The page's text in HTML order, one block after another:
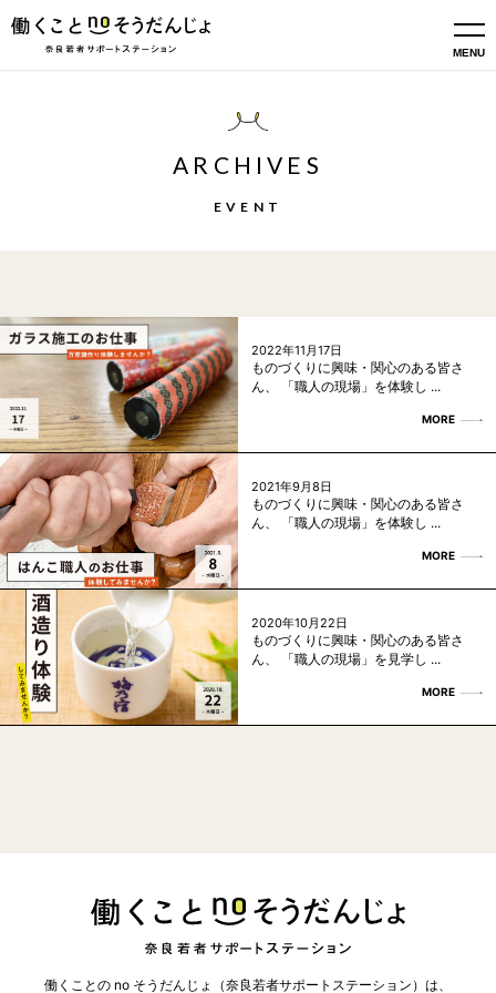
MENU
ARCHIVES
EVENT
2022年11月17日
ものづくりに興味・関心のある皆さ
ん、 「職人の現場」を体験し ...
MORE
2021年9月8日
ものづくりに興味・関心のある皆さ
ん、 「職人の現場」を体験し ...
MORE
2020年10月22日
ものづくりに興味・関心のある皆さ
ん、 「職人の現場」を見学し ...
MORE
働くことの no そうだんじょ（奈良若者サポートステーション）は、